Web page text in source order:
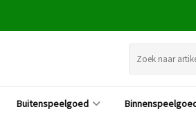
Buitenspeelgoed